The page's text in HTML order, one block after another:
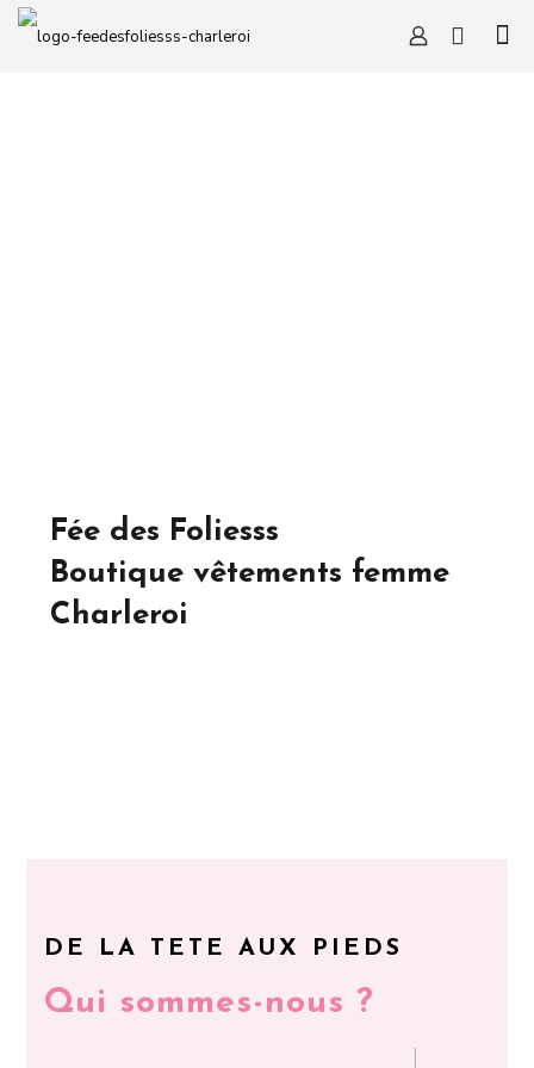
Fée des Foliesss
Boutique vêtements femme
Charleroi
DE LA TETE AUX PIEDS
Qui sommes-nous ?